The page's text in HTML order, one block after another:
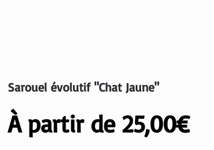
Sarouel évolutif "Chat Jaune"
À partir de 25,00€Prix